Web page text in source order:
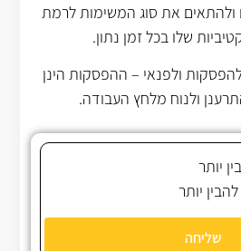
ולהתאים את סוג המשימות לרמת
שלו בכל זמן נתון.
ולפנאי – ההפסקות הינן
ולנוח מלחץ העבודה.
יותר
יותר
שליחה